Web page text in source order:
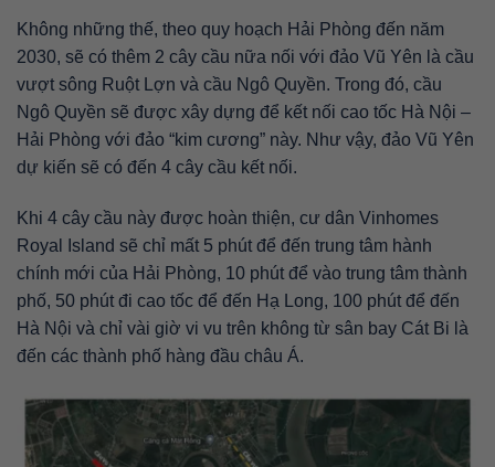
Không những thế, theo quy hoạch Hải Phòng đến năm
2030, sẽ có thêm 2 cây cầu nữa nối với đảo Vũ Yên là cầu
vượt sông Ruột Lợn và cầu Ngô Quyền. Trong đó, cầu
Ngô Quyền sẽ được xây dựng để kết nối cao tốc Hà Nội –
Hải Phòng với đảo “kim cương” này. Như vậy, đảo Vũ Yên
dự kiến sẽ có đến 4 cây cầu kết nối.
Khi 4 cây cầu này được hoàn thiện, cư dân Vinhomes
Royal Island sẽ chỉ mất 5 phút để đến trung tâm hành
chính mới của Hải Phòng, 10 phút để vào trung tâm thành
phố, 50 phút đi cao tốc để đến Hạ Long, 100 phút để đến
Hà Nội và chỉ vài giờ vi vu trên không từ sân bay Cát Bi là
đến các thành phố hàng đầu châu Á.